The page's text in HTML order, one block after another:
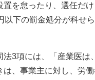
置を怠ったり、選任だ
以下の罰金処分が科せら
3項には、「産業医は
は、事業主に対し、労